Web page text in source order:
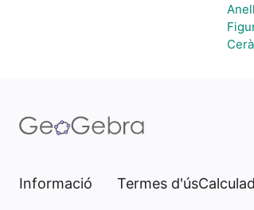
Informació Termes d'ús